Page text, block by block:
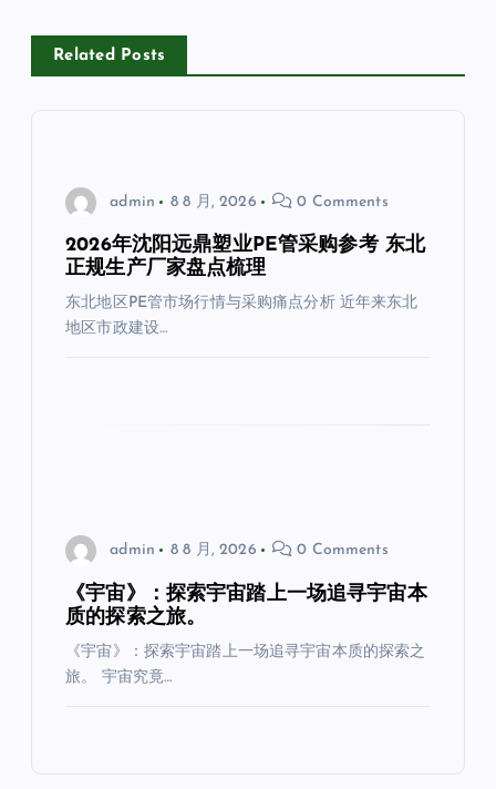
Related Posts
admin 8 8 月, 2026 0 Comments
2026年沈阳远鼎塑业PE管采购参考 东北
正规生产厂家盘点梳理
东北地区PE管市场行情与采购痛点分析 近年来东北
地区市政建设…
admin 8 8 月, 2026 0 Comments
《宇宙》：探索宇宙踏上一场追寻宇宙本
质的探索之旅。
《宇宙》：探索宇宙踏上一场追寻宇宙本质的探索之
旅。 宇宙究竟…